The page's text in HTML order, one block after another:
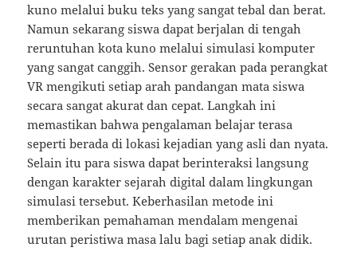
kuno melalui buku teks yang sangat tebal dan berat.
Namun sekarang siswa dapat berjalan di tengah
reruntuhan kota kuno melalui simulasi komputer
yang sangat canggih. Sensor gerakan pada perangkat
VR mengikuti setiap arah pandangan mata siswa
secara sangat akurat dan cepat. Langkah ini
memastikan bahwa pengalaman belajar terasa
seperti berada di lokasi kejadian yang asli dan nyata.
Selain itu para siswa dapat berinteraksi langsung
dengan karakter sejarah digital dalam lingkungan
simulasi tersebut. Keberhasilan metode ini
memberikan pemahaman mendalam mengenai
urutan peristiwa masa lalu bagi setiap anak didik.